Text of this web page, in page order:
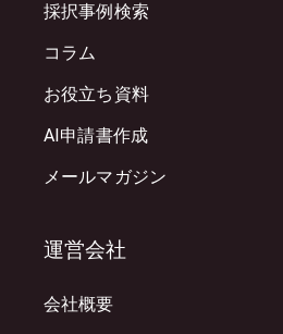
採択事例検索
コラム
お役立ち資料
AI申請書作成
メールマガジン
運営会社
会社概要